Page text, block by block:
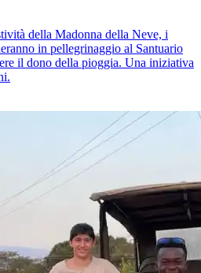
della Madonna della Neve, i
in pellegrinaggio al Santuario
il dono della pioggia. Una iniziativa